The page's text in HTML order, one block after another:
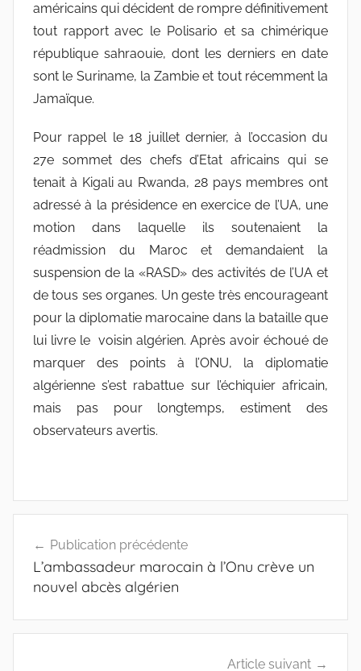
américains qui décident de rompre définitivement
tout rapport avec le Polisario et sa chimérique
république sahraouie, dont les derniers en date
sont le Suriname, la Zambie et tout récemment la
Jamaïque.
Pour rappel le 18 juillet dernier, à l’occasion du
27e sommet des chefs d’Etat africains qui se
tenait à Kigali au Rwanda, 28 pays membres ont
adressé à la présidence en exercice de l’UA, une
motion dans laquelle ils soutenaient la
réadmission du Maroc et demandaient la
suspension de la «RASD» des activités de l’UA et
de tous ses organes. Un geste très encourageant
pour la diplomatie marocaine dans la bataille que
lui livre le voisin algérien. Après avoir échoué de
marquer des points à l’ONU, la diplomatie
algérienne s’est rabattue sur l’échiquier africain,
mais pas pour longtemps, estiment des
observateurs avertis.
de
l’article
Publication précédente
L’ambassadeur marocain à l’Onu crève un
nouvel abcès algérien
Article suivant